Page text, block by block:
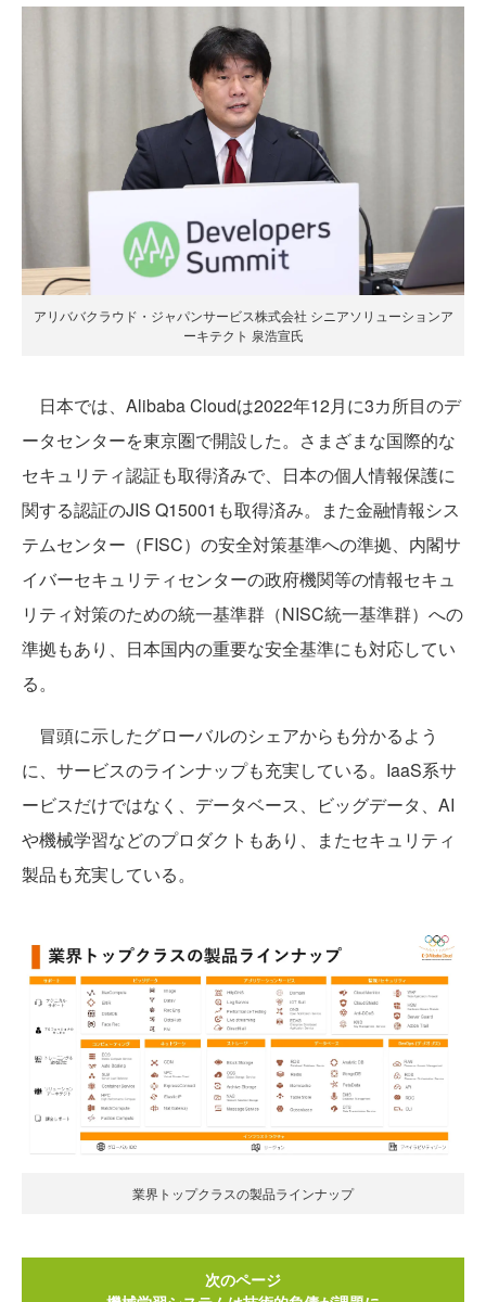
アリババクラウド・ジャパンサービス株式会社 シニアソリューションア
ーキテクト 泉浩宣氏
日本では、Alibaba Cloudは2022年12月に3カ所目のデ
ータセンターを東京圏で開設した。さまざまな国際的な
セキュリティ認証も取得済みで、日本の個人情報保護に
関する認証のJIS Q15001も取得済み。また金融情報シス
テムセンター（FISC）の安全対策基準への準拠、内閣サ
イバーセキュリティセンターの政府機関等の情報セキュ
リティ対策のための統一基準群（NISC統一基準群）への
準拠もあり、日本国内の重要な安全基準にも対応してい
る。
冒頭に示したグローバルのシェアからも分かるよう
に、サービスのラインナップも充実している。IaaS系サ
ービスだけではなく、データベース、ビッグデータ、AI
や機械学習などのプロダクトもあり、またセキュリティ
製品も充実している。
業界トップクラスの製品ラインナップ
次のページ